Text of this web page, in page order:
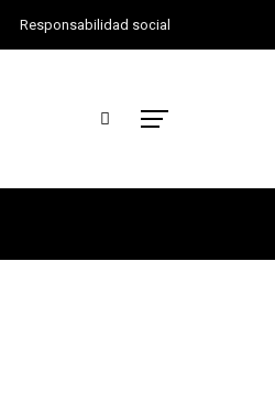
Responsabilidad social